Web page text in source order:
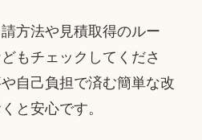
方法や見積取得のルー
もチェックしてくださ
自己負担で済む簡単な改
と安心です。